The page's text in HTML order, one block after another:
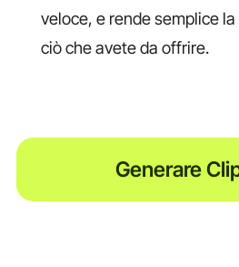
veloce, e rende semplice
ciò che avete da offrire.
Generare